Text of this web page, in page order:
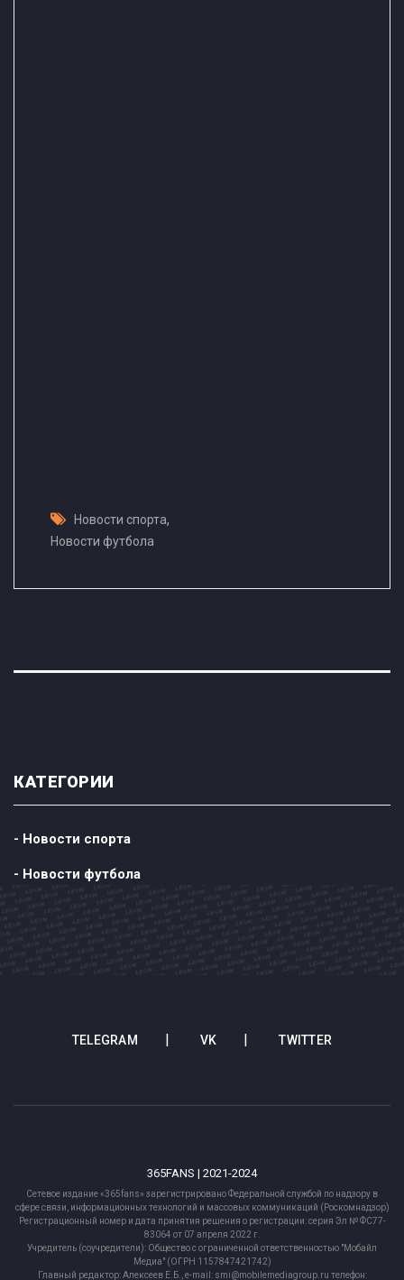
Новости спорта,
Новости футбола
КАТЕГОРИИ
- Новости спорта
- Новости футбола
TELEGRAM VK TWITTER
365FANS | 2021-2024
Сетевое издание «365fans» зарегистрировано Федеральной службой по надзору в
сфере связи, информационных технологий и массовых коммуникаций (Роскомнадзор)
Регистрационный номер и дата принятия решения о регистрации: серия Эл № ФС77-
83064 от 07 апреля 2022 г.
Учредитель (соучредители): Общество с ограниченной ответственностью "Мобайл
Медиа" (ОГРН 1157847421742)
Главный редактор: Алексеев Е.Б., e-mail: smi@mobilemediagroup.ru телефон: